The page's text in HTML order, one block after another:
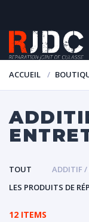
ACCUEIL
TOUT
ADDITIF /
LES PRODUITS DE
12 ITEMS